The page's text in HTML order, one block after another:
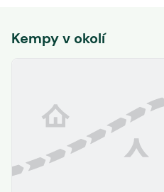
Kempy v okolí